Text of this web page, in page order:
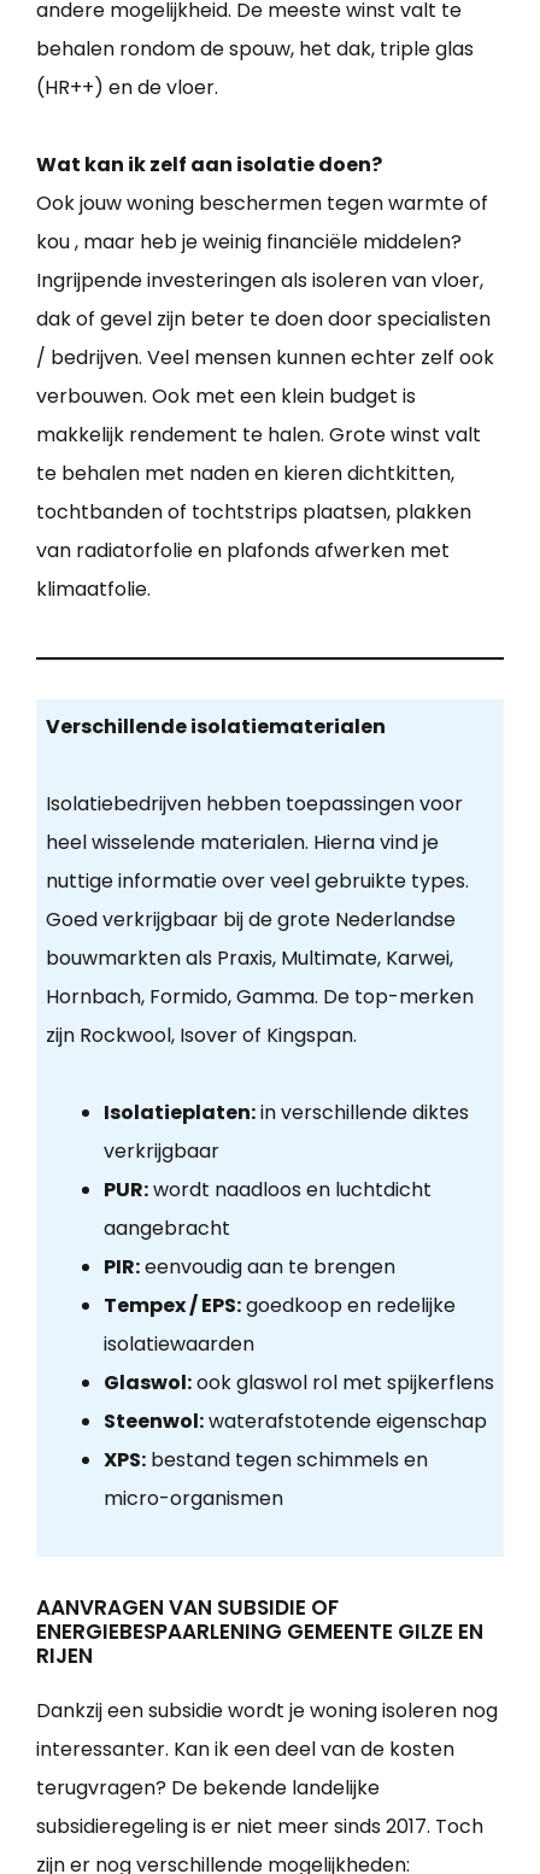
andere mogelijkheid. De meeste winst valt te
behalen rondom de spouw, het dak, triple glas
(HR++) en de vloer.
Wat kan ik zelf aan isolatie doen?
Ook jouw woning beschermen tegen warmte of
kou , maar heb je weinig financiële middelen?
Ingrijpende investeringen als isoleren van vloer,
dak of gevel zijn beter te doen door specialisten
/ bedrijven. Veel mensen kunnen echter zelf ook
verbouwen. Ook met een klein budget is
makkelijk rendement te halen. Grote winst valt
te behalen met naden en kieren dichtkitten,
tochtbanden of tochtstrips plaatsen, plakken
van radiatorfolie en plafonds afwerken met
klimaatfolie.
Verschillende isolatiematerialen
Isolatiebedrijven hebben toepassingen voor
heel wisselende materialen. Hierna vind je
nuttige informatie over veel gebruikte types.
Goed verkrijgbaar bij de grote Nederlandse
bouwmarkten als Praxis, Multimate, Karwei,
Hornbach, Formido, Gamma. De top-merken
zijn Rockwool, Isover of Kingspan.
Isolatieplaten:in verschillende diktes
verkrijgbaar
PUR:wordt naadloos en luchtdicht
aangebracht
PIR:eenvoudig aan te brengen
Tempex / EPS:goedkoop en redelijke
isolatiewaarden
Glaswol:ook glaswol rol met spijkerflens
Steenwol:waterafstotende eigenschap
XPS:bestand tegen schimmels en
micro-organismen
AANVRAGEN VAN SUBSIDIE OF
ENERGIEBESPAARLENING GEMEENTE GILZE EN
RIJEN
Dankzij een subsidie wordt je woning isoleren nog
interessanter. Kan ik een deel van de kosten
terugvragen? De bekende landelijke
subsidieregeling is er niet meer sinds 2017. Toch
zijn er nog verschillende mogelijkheden: